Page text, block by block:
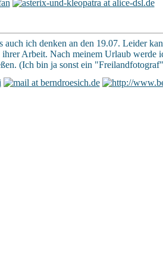
auch ich denken an den 19.07. Leider
ihrer Arbeit. Nach meinem Urlaub werde
(Ich bin ja sonst ein